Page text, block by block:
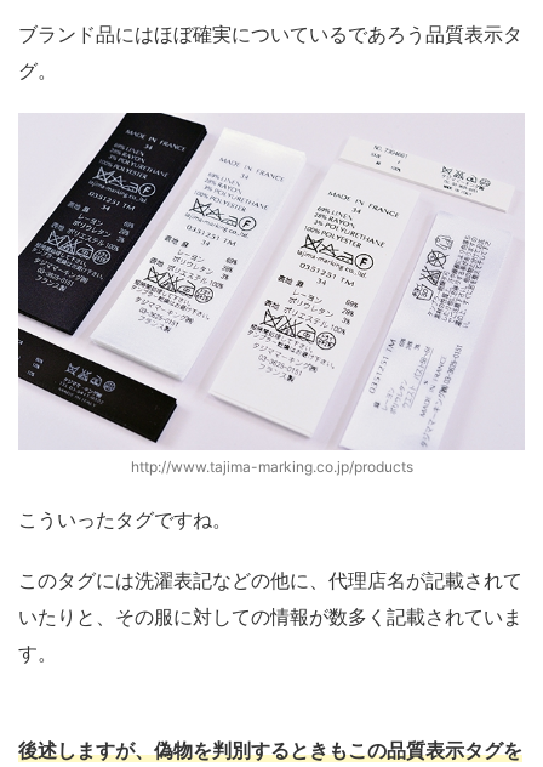
ブランド品にはほぼ確実についているであろう品質表示タ
グ。
http://www.tajima-marking.co.jp/products
こういったタグですね。
このタグには洗濯表記などの他に、代理店名が記載されて
いたりと、その服に対しての情報が数多く記載されていま
す。
後述しますが、偽物を判別するときもこの品質表示タグを